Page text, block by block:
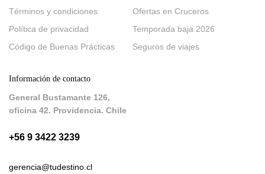
Términos y condiciones
Política de privacidad
Código de Buenas Prácticas
Ofertas en Cruceros
Temporada baja 2026
Seguros de viajes
Información de contacto
General Bustamante 126,
oficina 42. Providencia. Chile
+56 9 3422 3239
gerencia@tudestino.cl